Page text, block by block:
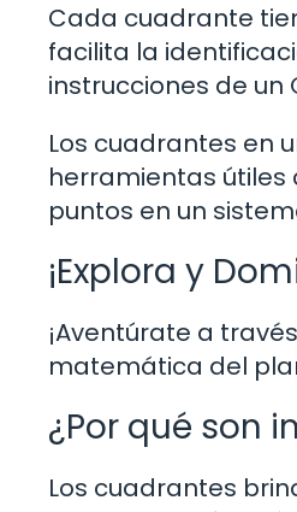
Cada cuadrante
facilita la
instrucciones de un
Los cuadrantes en
herramientas útiles
puntos en un
¡Explora y
¡Aventúrate a
matemática del
¿Por qué son
Los cuadrantes